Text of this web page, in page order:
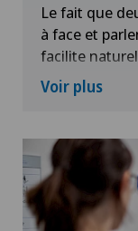
Le fait que
à face et
facilite
différence
hôpitaux
sont un frein
Voir plus